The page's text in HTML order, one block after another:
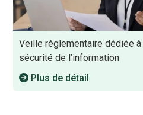
Veille réglementaire dédiée
sécurité de l’information
Plus de détail